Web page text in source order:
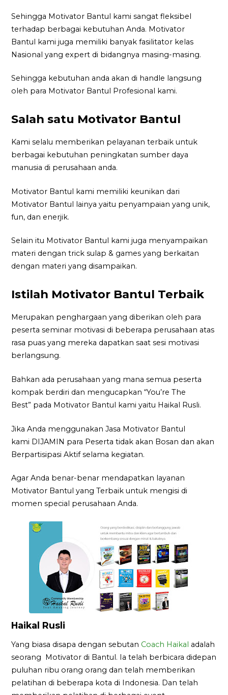
Sehingga Motivator Bantul kami sangat fleksibel
terhadap berbagai kebutuhan Anda. Motivator
Bantul kami juga memiliki banyak fasilitator kelas
Nasional yang expert di bidangnya masing-masing.
Sehingga kebutuhan anda akan di handle langsung
oleh para Motivator Bantul Profesional kami.
Salah satu Motivator Bantul
Kami selalu memberikan pelayanan terbaik untuk
berbagai kebutuhan peningkatan sumber daya
manusia di perusahaan anda.
Motivator Bantul kami memiliki keunikan dari
Motivator Bantul lainya yaitu penyampaian yang unik,
fun, dan enerjik.
Selain itu Motivator Bantul kami juga menyampaikan
materi dengan trick sulap & games yang berkaitan
dengan materi yang disampaikan.
Istilah Motivator Bantul Terbaik
Merupakan penghargaan yang diberikan oleh para
peserta seminar motivasi di beberapa perusahaan atas
rasa puas yang mereka dapatkan saat sesi motivasi
berlangsung.
Bahkan ada perusahaan yang mana semua peserta
kompak berdiri dan mengucapkan “You’re The
Best” pada Motivator Bantul kami yaitu Haikal Rusli.
Jika Anda menggunakan Jasa Motivator Bantul
kami DIJAMIN para Peserta tidak akan Bosan dan akan
Berpartisipasi Aktif selama kegiatan.
Agar Anda benar-benar mendapatkan layanan
Motivator Bantul yang Terbaik untuk mengisi di
momen special perusahaan Anda.
Haikal Rusli
Yang biasa disapa dengan sebutan Coach Haikal adalah
seorang Motivator di Bantul. Ia telah berbicara didepan
puluhan ribu orang orang dan telah memberikan
pelatihan di beberapa kota di Indonesia. Dan telah